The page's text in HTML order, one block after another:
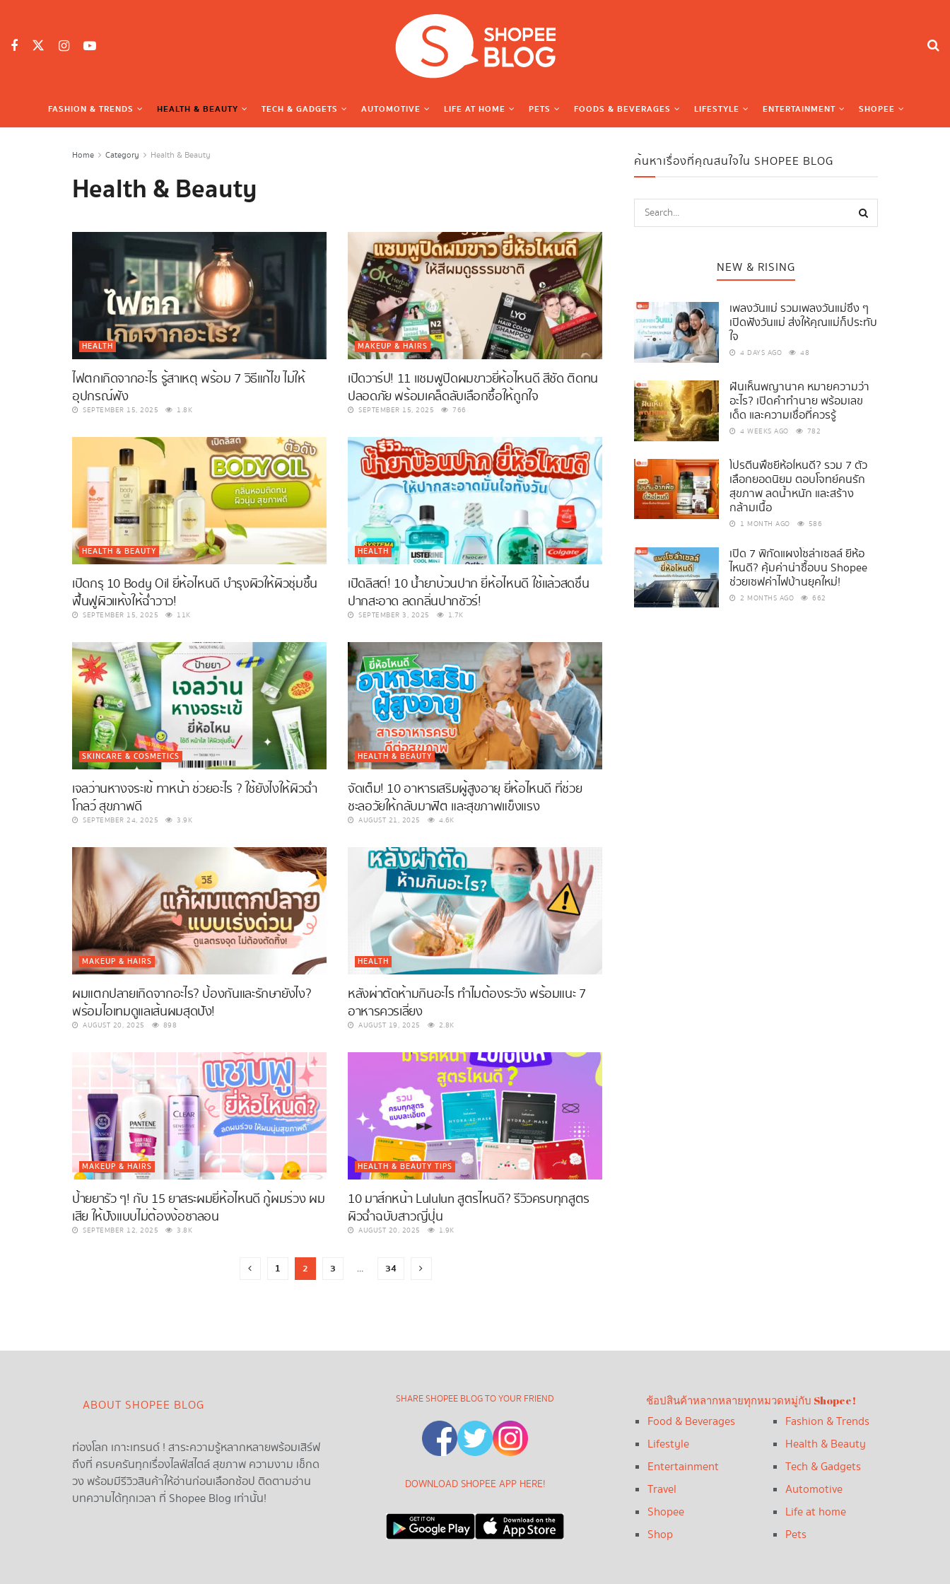
FASHION & TRENDS HEALTH & BEAUTY TECH & GADGETS AUTOMOTIVE LIFE AT HOME PETS FOODS & BEVERAGES LIFESTYLE ENTERTAINMENT SHOPEE
Home Category Health & Beauty
Health & Beauty
HEALTH
ไฟตกเกิดจากอะไร รู้สาเหตุ พร้อม 7 วิธีแก้ไข ไม่ให้
อุปกรณ์พัง
SEPTEMBER 15, 2025 1.8K
MAKEUP & HAIRS
เปิดวาร์ป! 11 แชมพูปิดผมขาวยี่ห้อไหนดี สีชัด ติดทน
ปลอดภัย พร้อมเคล็ดลับเลือกซื้อให้ถูกใจ
SEPTEMBER 15, 2025 766
HEALTH & BEAUTY
เปิดกรุ 10 Body Oil ยี่ห้อไหนดี บำรุงผิวให้ผิวชุ่มชื้น
ฟื้นฟูผิวแห้งให้ฉ่ำวาว!
SEPTEMBER 15, 2025 11K
HEALTH
เปิดลิสต์! 10 น้ำยาบ้วนปาก ยี่ห้อไหนดี ใช้แล้วสดชื่น
ปากสะอาด ลดกลิ่นปากชัวร์!
SEPTEMBER 3, 2025 1.7K
SKINCARE & COSMETICS
เจลว่านหางจระเข้ ทาหน้า ช่วยอะไร ? ใช้ยังไงให้ผิวฉ่ำ
โกลว์ สุขภาพดี
SEPTEMBER 24, 2025 3.9K
HEALTH & BEAUTY
จัดเต็ม! 10 อาหารเสริมผู้สูงอายุ ยี่ห้อไหนดี ที่ช่วย
ชะลอวัยให้กลับมาฟิต และสุขภาพแข็งแรง
AUGUST 21, 2025 4.6K
MAKEUP & HAIRS
ผมแตกปลายเกิดจากอะไร? ป้องกันและรักษายังไง?
พร้อมไอเทมดูแลเส้นผมสุดปัง!
AUGUST 20, 2025 898
HEALTH
หลังผ่าตัดห้ามกินอะไร ทำไมต้องระวัง พร้อมแนะ 7
อาหารควรเลี่ยง
AUGUST 19, 2025 2.8K
MAKEUP & HAIRS
ป้ายยารัว ๆ! กับ 15 ยาสระผมยี่ห้อไหนดี กู้ผมร่วง ผม
เสีย ให้ปังแบบไม่ต้องง้อซาลอน
SEPTEMBER 12, 2025 3.8K
HEALTH & BEAUTY TIPS
10 มาส์กหน้า Lululun สูตรไหนดี? รีวิวครบทุกสูตร
ผิวฉ่ำฉบับสาวญี่ปุ่น
AUGUST 20, 2025 1.9K
1 2 3 … 34
ค้นหาเรื่องที่คุณสนใจใน SHOPEE BLOG
NEW & RISING
เพลงวันแม่ รวมเพลงวันแม่ซึ้ง ๆ
เปิดฟังวันแม่ ส่งให้คุณแม่ก็ประทับ
ใจ
4 DAYS AGO 48
ฝันเห็นพญานาค หมายความว่า
อะไร? เปิดคำทำนาย พร้อมเลข
เด็ด และความเชื่อที่ควรรู้
4 WEEKS AGO 782
โปรตีนพืชยี่ห้อไหนดี? รวม 7 ตัว
เลือกยอดนิยม ตอบโจทย์คนรัก
สุขภาพ ลดน้ำหนัก และสร้าง
กล้ามเนื้อ
1 MONTH AGO 586
เปิด 7 พิกัดแผงโซล่าเซลล์ ยี่ห้อ
ไหนดี? คุ้มค่าน่าซื้อบน Shopee
ช่วยเซฟค่าไฟบ้านยุคใหม่!
2 MONTHS AGO 662
ABOUT SHOPEE BLOG
ท่องโลก เกาะเทรนด์ ! สาระความรู้หลากหลายพร้อมเสิร์ฟ
ถึงที่ ครบครันทุกเรื่องไลฟ์สไตล์ สุขภาพ ความงาม เช็กด
วง พร้อมมีรีวิวสินค้าให้อ่านก่อนเลือกช้อป ติดตามอ่าน
บทความได้ทุกเวลา ที่ Shopee Blog เท่านั้น!
SHARE SHOPEE BLOG TO YOUR FRIEND
DOWNLOAD SHOPEE APP HERE!
ช้อปสินค้าหลากหลายทุกหมวดหมู่กับ Shopee!
Food & Beverages
Lifestyle
Entertainment
Travel
Shopee
Shop
Fashion & Trends
Health & Beauty
Tech & Gadgets
Automotive
Life at home
Pets